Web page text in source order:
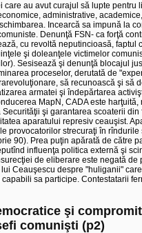
care au avut curajul să lupte
administrative,
Incearcă sa impună la
Denunţă FSN- ca forţă
cu revoltă neputincioasă,
şi doleanţele victimelor
Sesisează şi denunţă blocajul
proceselor, derutată de
să recunoască şi
armatei şi îndepărtarea
MapN, CADA este
şi garantarea scoaterii
aparatului represiv ceauşist.
provocatorilor strecuraţi în
90). Prea puţin apărată de către
influenţa politica externă şi
de eliberare este negată
Ceauşescu despre "huliganii"
sa participe. Contestatarii
şi
comunişti (p2)